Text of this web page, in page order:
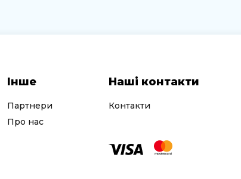
Інше
Партнери
Про нас
Наші контакти
Контакти